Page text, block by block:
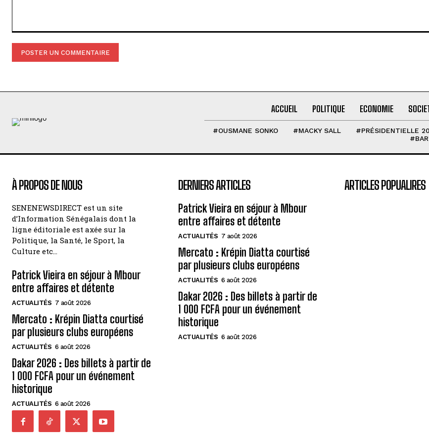
ACCUEIL POLITIQUE ECONOMIE
#OUSMANE SONKO #MACKY SALL #PRÉSIDENTIELLE
À PROPOS DE NOUS
SENENEWSDIRECT est un site
d’Information Sénégalais dont la
ligne éditoriale est axée sur la
Politique, la Santé, le Sport, la
Culture etc…
Patrick Vieira en séjour à Mbour
entre affaires et détente
ACTUALITÉS 7 août 2026
Mercato : Krépin Diatta courtisé
par plusieurs clubs européens
ACTUALITÉS 6 août 2026
Dakar 2026 : Des billets à partir de
1 000 FCFA pour un événement
historique
ACTUALITÉS 6 août 2026
DERNIERS ARTICLES
Patrick Vieira en séjour à Mbour
entre affaires et détente
ACTUALITÉS 7 août 2026
Mercato : Krépin Diatta courtisé
par plusieurs clubs européens
ACTUALITÉS 6 août 2026
Dakar 2026 : Des billets à partir de
1 000 FCFA pour un événement
historique
ACTUALITÉS 6 août 2026
ARTICLES POPUALIRES